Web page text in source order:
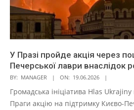
У Празі пройде акція через
Печерської лаври внаслідок
BY: MANAGER ON: 19.06.2026
Громадська ініціатива Hlas
Праги акцію на підтримку Києво-